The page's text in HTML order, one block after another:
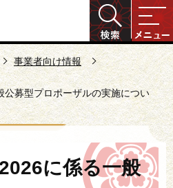
事業者向け情報
募型プロポーザルの実施につい
に係る一般